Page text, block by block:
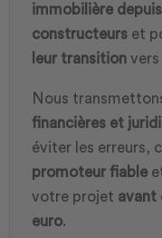
immobilière depuis
constructeurs et
leur transition
Nous
financières et
éviter les erreurs,
promoteur fiable
votre projet avant
euro.